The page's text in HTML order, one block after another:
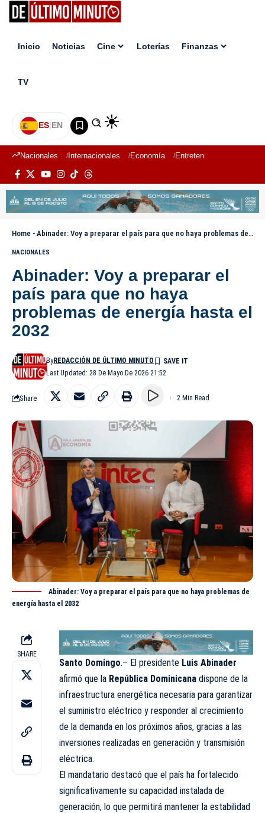
Inicio Noticias Cine Loterías Finanzas
TV
ES|EN
Nacionales Internacionales Economía Entretenimiento
Home - Abinader: Voy a preparar el país para que no haya problemas de energía hasta el 2032
NACIONALES
Abinader: Voy a preparar el
país para que no haya
problemas de energía hasta el
2032
Last Updated: 28 De Mayo De 2026 21:52
ByREDACCIÓN DE ÚLTIMO MINUTO
Share 2 Min Read
Abinader: Voy a preparar el país para que no haya problemas de
energía hasta el 2032
SHARE
Santo Domingo.– El presidente Luis Abinader
afirmó que la República Dominicana dispone de la
infraestructura energética necesaria para garantizar
el suministro eléctrico y responder al crecimiento
de la demanda en los próximos años, gracias a las
inversiones realizadas en generación y transmisión
eléctrica.
El mandatario destacó que el país ha fortalecido
significativamente su capacidad instalada de
generación, lo que permitirá mantener la estabilidad